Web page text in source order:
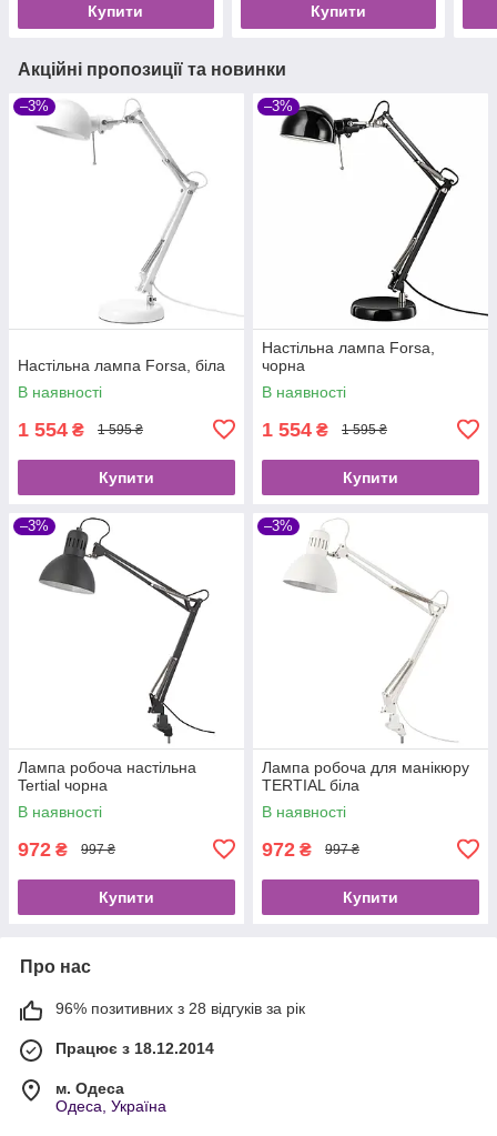
Купити Купити
Акційні пропозиції та новинки
–3%
Настільна лампа Forsa, біла
В наявності
1 554 ₴ 1 595 ₴
Купити
–3%
Настільна лампа Forsa,
чорна
В наявності
1 554 ₴ 1 595 ₴
Купити
–3%
Лампа робоча настільна
Tertial чорна
В наявності
972 ₴ 997 ₴
Купити
–3%
Лампа робоча для манікюру
TERTIAL біла
В наявності
972 ₴ 997 ₴
Купити
Про нас
96% позитивних з 28 відгуків за рік
Працює з 18.12.2014
м. Одеса
Одеса, Україна